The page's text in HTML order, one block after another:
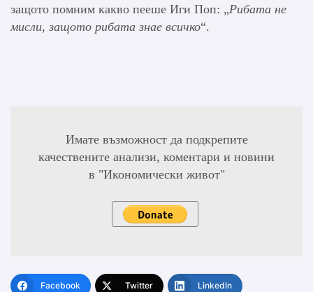
защото помним какво пееше Иги Поп: „Рибата не
мисли, защото рибата знае всичко“.
Имате възможност да подкрепите
качествените анализи, коментари и новини
в "Икономически живот"
Facebook Twitter LinkedIn